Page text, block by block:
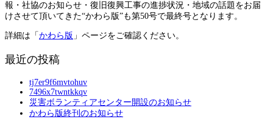
報・社協のお知らせ・復旧復興工事の進捗状況・地域の話題をお届
けさせて頂いてきた“かわら版”も第50号で最終号となります。
詳細は「 かわら版 」ページをご確認ください。
最近の投稿
tj7er9f6mvtohuv
7496x7twntkkqv
災害ボランティアセンター開設のお知らせ
かわら版終刊のお知らせ